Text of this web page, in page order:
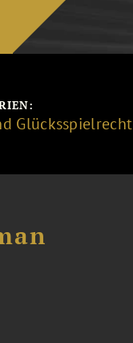
Glücksspielrecht